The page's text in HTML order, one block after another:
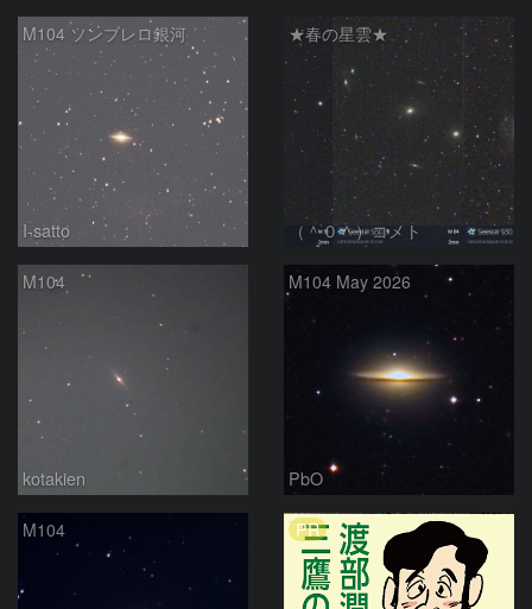
M104 ソンブレロ銀河
I-satto
★春の星雲★
（＾０＾）コメト
M104
kotakien
M104 May 2026
PbO
M104 PR